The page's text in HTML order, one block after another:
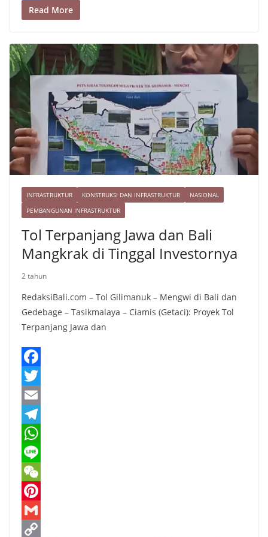
p
t
e
r
e
s
t
i
l
p
y
L
i
n
a
r
Read More
INFRASTRUKTUR KONSTRUKSI DAN INFRASTRUKTUR
NASIONAL
PEMBANGUNAN INFRASTRUKTUR
Tol Terpanjang Jawa dan Bali
Mangkrak di Tinggal Investornya
2 tahun
RedaksiBali.com – Tol Gilimanuk – Mengwi di Bali dan
Gedebage – Tasikmalaya – Ciamis (Getaci): Proyek Tol
Terpanjang Jawa dan
F
a
c
e
b
o
o
k
T
w
t
t
e
r
E
m
a
T
e
e
g
r
W
h
a
t
s
L
n
e
W
e
C
P
G